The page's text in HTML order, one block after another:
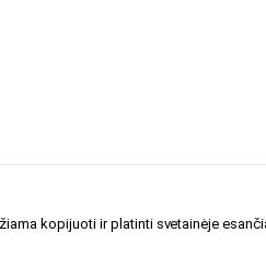
kopijuoti ir platinti svetainėje